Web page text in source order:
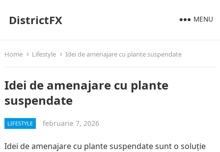
DistrictFX MENU
Home Lifestyle Idei de amenajare cu plante suspendate
Idei de amenajare cu plante
suspendate
LIFESTYLE februarie 7, 2026
Idei de amenajare cu plante suspendate sunt o soluție